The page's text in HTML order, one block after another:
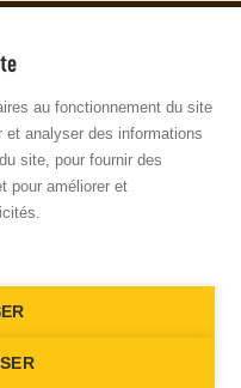
John Doe & Fils
au fonctionnement du site
analyser des informations
site, pour fournir des
pour améliorer et